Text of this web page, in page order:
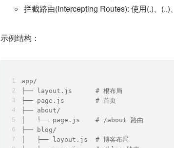
拦截路由(Intercepting Routes): 使用(.)、
示例结构：
app/
├── layout.js      # 根布局
├── page.js        # 首页
├── about/
│   └── page.js    # /about 路由
├── blog/
│   ├── layout.js  # 博客布局